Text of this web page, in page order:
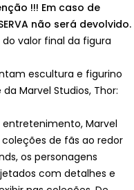
!!! Em caso de
não será devolvido.
do valor final da figura
escultura e figurino
Marvel Studios, Thor:
Marvel
de fãs ao redor
os personagens
com detalhes e